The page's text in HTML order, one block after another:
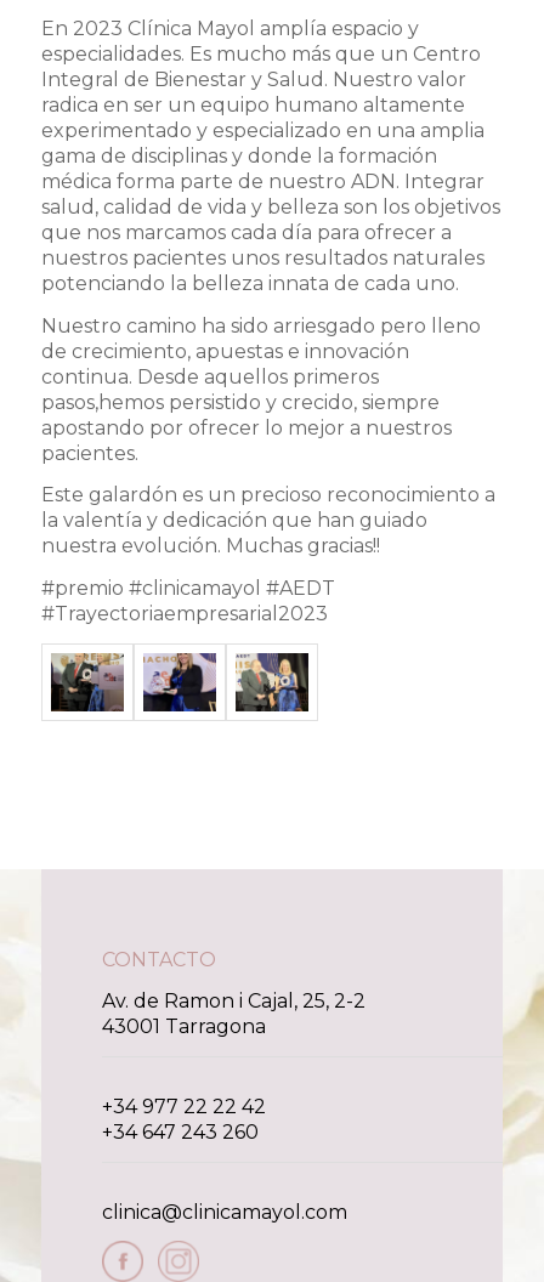
En 2023 Clínica Mayol amplía espacio y
especialidades. Es mucho más que un Centro
Integral de Bienestar y Salud. Nuestro valor
radica en ser un equipo humano altamente
experimentado y especializado en una amplia
gama de disciplinas y donde la formación
médica forma parte de nuestro ADN. Integrar
salud, calidad de vida y belleza son los objetivos
que nos marcamos cada día para ofrecer a
nuestros pacientes unos resultados naturales
potenciando la belleza innata de cada uno.
Nuestro camino ha sido arriesgado pero lleno
de crecimiento, apuestas e innovación
continua. Desde aquellos primeros
pasos,hemos persistido y crecido, siempre
apostando por ofrecer lo mejor a nuestros
pacientes.
Este galardón es un precioso reconocimiento a
la valentía y dedicación que han guiado
nuestra evolución. Muchas gracias!!
#premio #clinicamayol #AEDT
#Trayectoriaempresarial2023
CONTACTO
Av. de Ramon i Cajal, 25, 2-2
43001 Tarragona
+34 977 22 22 42
+34 647 243 260
clinica@clinicamayol.com